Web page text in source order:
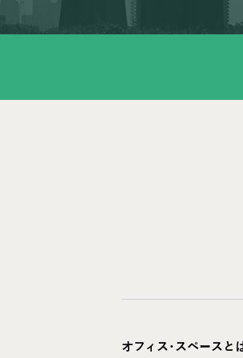
オフィス･スペースと